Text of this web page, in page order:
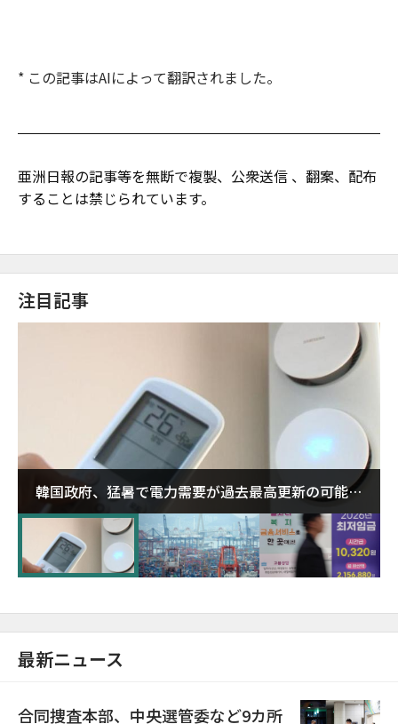
* この記事はAIによって翻訳されました。
亜洲日報の記事等を無断で複製、公衆送信 、翻案、配布
することは禁じられています。
注目記事
韓国政府、猛暑で電力需要が過去最高更新の可能性
に需給対応体制を点検
最新ニュース
合同捜査本部、中央選管委など9カ所